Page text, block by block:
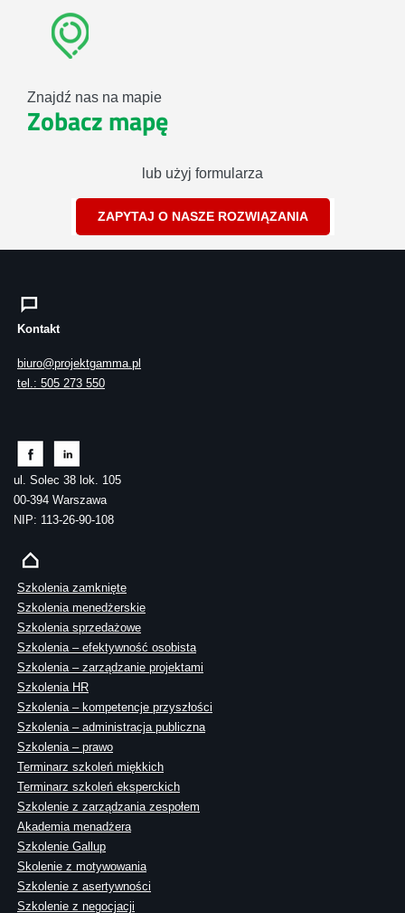
Znajdź nas na mapie
Zobacz mapę
lub użyj formularza
ZAPYTAJ O NASZE ROZWIĄZANIA
Kontakt
biuro@projektgamma.pl
tel.: 505 273 550
ul. Solec 38 lok. 105
00-394 Warszawa
NIP: 113-26-90-108
Szkolenia zamknięte
Szkolenia menedżerskie
Szkolenia sprzedażowe
Szkolenia – efektywność osobista
Szkolenia – zarządzanie projektami
Szkolenia HR
Szkolenia – kompetencje przyszłości
Szkolenia – administracja publiczna
Szkolenia – prawo
Terminarz szkoleń miękkich
Terminarz szkoleń eksperckich
Szkolenie z zarządzania zespołem
Akademia menadżera
Szkolenie Gallup
Skolenie z motywowania
Szkolenie z asertywności
Szkolenie z negocjacji